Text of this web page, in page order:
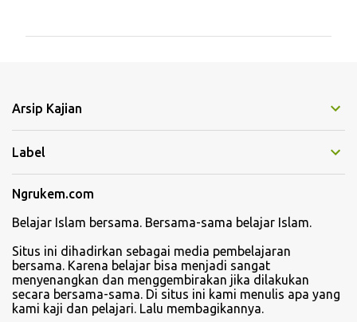
r
Arsip Kajian
Label
Ngrukem.com
Belajar Islam bersama. Bersama-sama belajar Islam.
Situs ini dihadirkan sebagai media pembelajaran
bersama. Karena belajar bisa menjadi sangat
menyenangkan dan menggembirakan jika dilakukan
secara bersama-sama. Di situs ini kami menulis apa yang
kami kaji dan pelajari. Lalu membagikannya.